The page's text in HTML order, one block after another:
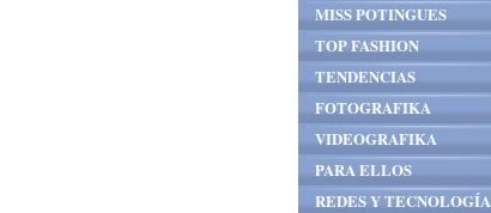
MISS POTINGUES
TOP FASHION
TENDENCIAS
FOTOGRAFIKA
VIDEOGRAFIKA
PARA ELLOS
REDES Y TECNOLOGÍA